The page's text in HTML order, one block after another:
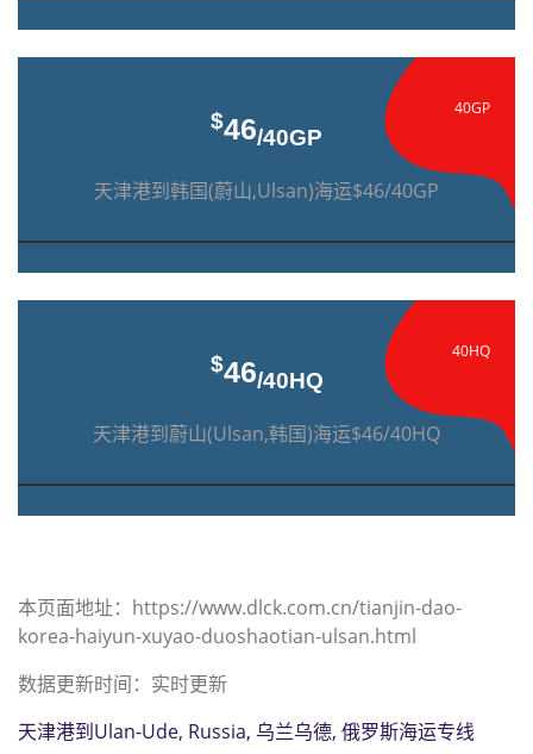
40GP
$46/40GP
天津港到韩国(蔚山,Ulsan)海运$46/40GP
40HQ
$46/40HQ
天津港到蔚山(Ulsan,韩国)海运$46/40HQ
本页面地址：https://www.dlck.com.cn/tianjin-dao-
korea-haiyun-xuyao-duoshaotian-ulsan.html
数据更新时间：实时更新
天津港到Ulan-Ude, Russia, 乌兰乌德, 俄罗斯海运专线